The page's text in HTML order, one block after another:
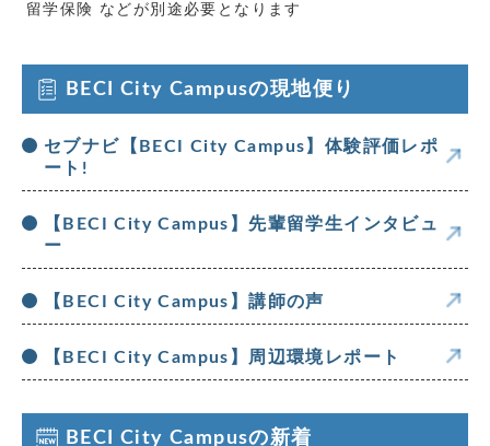
留学保険 などが別途必要となります
BECI City Campusの現地便り
セブナビ【BECI City Campus】体験評価レポ
ート!
【BECI City Campus】先輩留学生インタビュ
ー
【BECI City Campus】講師の声
【BECI City Campus】周辺環境レポート
BECI City Campusの新着